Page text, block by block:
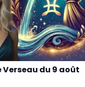
Verseau du 9 août